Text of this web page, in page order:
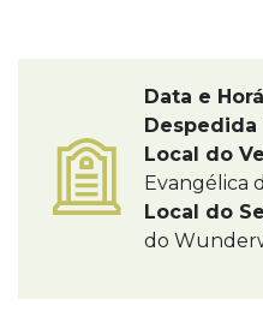
Data e
Despedida
Local do
Evangélica
Local do
do